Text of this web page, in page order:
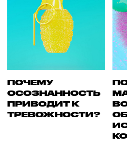
ПОЧЕМУ
ОСОЗНАННОСТЬ
ПРИВОДИТ К
ТРЕВОЖНОСТИ?